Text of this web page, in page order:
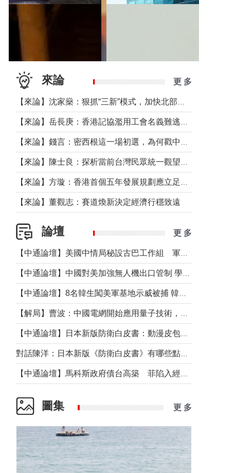
來論 更 多
【來論】董觀志：賽道煥新決定經濟行穩致遠
論壇 更 多
圖集 更 多